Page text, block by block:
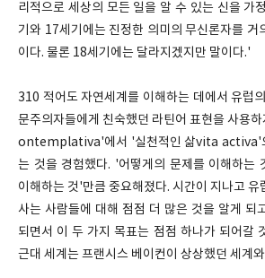
리적으로 세상의 모든 일을 알 수 있는 신을 가
기와 17세기에는 진정한 의미의 무신론자를 거
이다. 물론 18세기에는 달라지겠지만 말이다.'
310 적어도 자연세계를 이해하는 데에서 유럽
문주의자들에게 친숙했던 라틴어 표현을 사용
ontemplativa'에서 '실천적인 삶vita activa'
는 것을 경험했다. '어떻게의 문제를 이해하는
이해하는 것'만큼 중요해졌다. 시간이 지나고 유
사는 사람들에 대해 점점 더 많은 것을 알게 되
되면서 이 두 가지 목표는 점점 하나가 되어갈
근대 세계는 프랜시스 베이컨이 상상했던 세계